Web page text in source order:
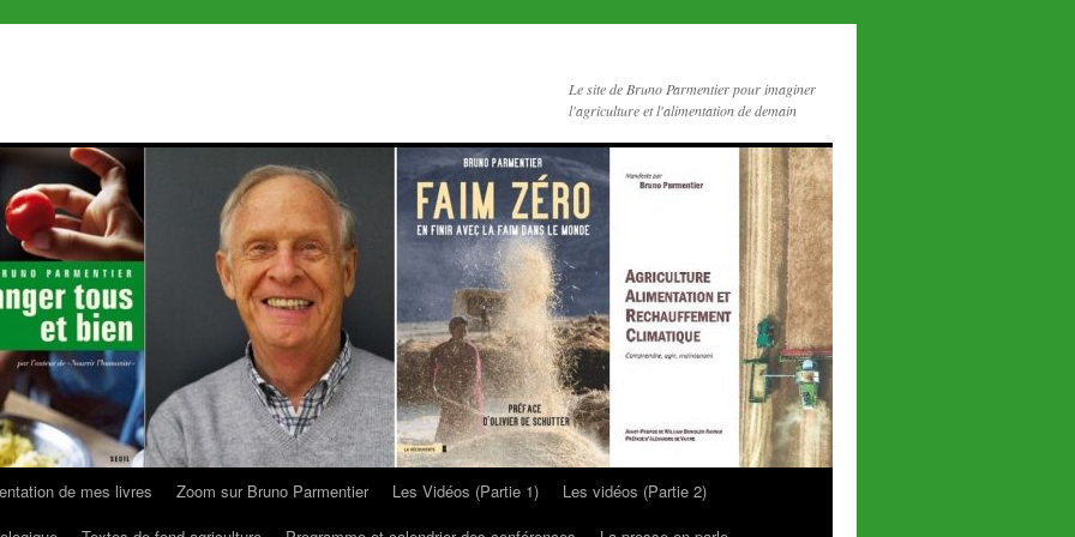
Le site de Bruno Parmentier pour imaginer
l'agriculture et l'alimentation de demain
de mes livres Zoom sur Bruno Parmentier Les Vidéos (Partie 1)
Les vidéos (Partie 2)